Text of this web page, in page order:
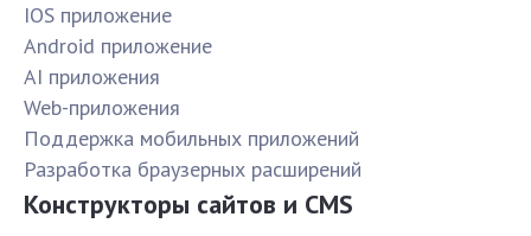
IOS приложение
Android приложение
AI приложения
Web-приложения
Поддержка мобильных приложений
Разработка браузерных расширений
Конструкторы сайтов и CMS